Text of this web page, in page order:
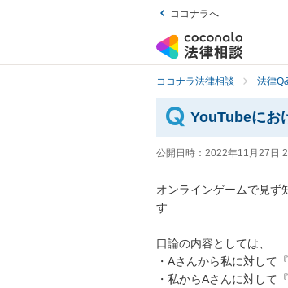
ココナラへ
ココナラ法律相談 法律
YouTubeにお
公開日時： 2022年11月27日
オンラインゲームで見ず
す
口論の内容としては、
・Aさんから私に対して
・私からAさんに対して